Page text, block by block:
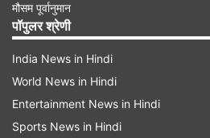
मौसम पूर्वानुमान
पॉपुलर श्रेणी
India News in Hindi
World News in Hindi
Entertainment News in Hindi
Sports News in Hindi